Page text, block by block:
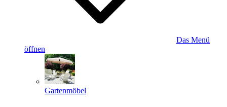
Das Menü
öffnen
Gartenmöbel